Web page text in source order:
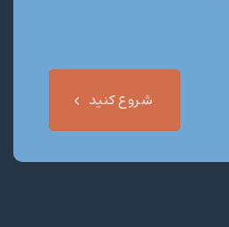
شروع کنید